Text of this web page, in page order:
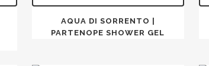
AQUA DI SORRENTO |
PARTENOPE SHOWER GEL